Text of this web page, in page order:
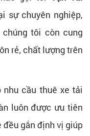
sự chuyên nghiệp,
tôi còn cung
rẻ, chất lượng trên
nhu cầu thuê xe tải
luôn được ưu tiên
đều gắn định vị giúp